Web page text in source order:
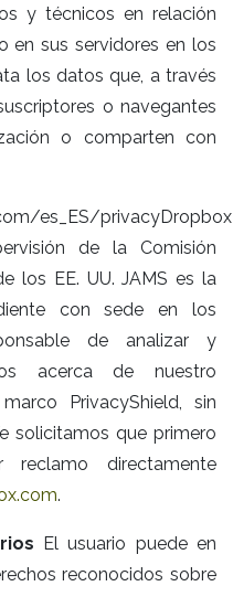
y técnicos en relación
en sus servidores en los
los datos que, a través
o navegantes
o comparten con
es_ES/privacyDropbox
de la Comisión
los EE. UU. JAMS es la
con sede en los
de analizar y
acerca de nuestro
PrivacyShield, sin
solicitamos que primero
reclamo directamente
.
El usuario puede en
reconocidos sobre